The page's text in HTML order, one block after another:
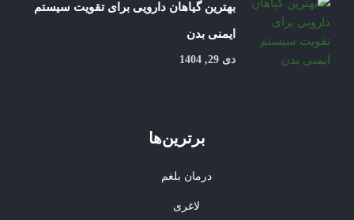
بهترین گیاهان دارویی برای تقویت سیستم
ایمنی بدن
دی 29, 1404
برترین‌ها
درمان بلغم
لاغری